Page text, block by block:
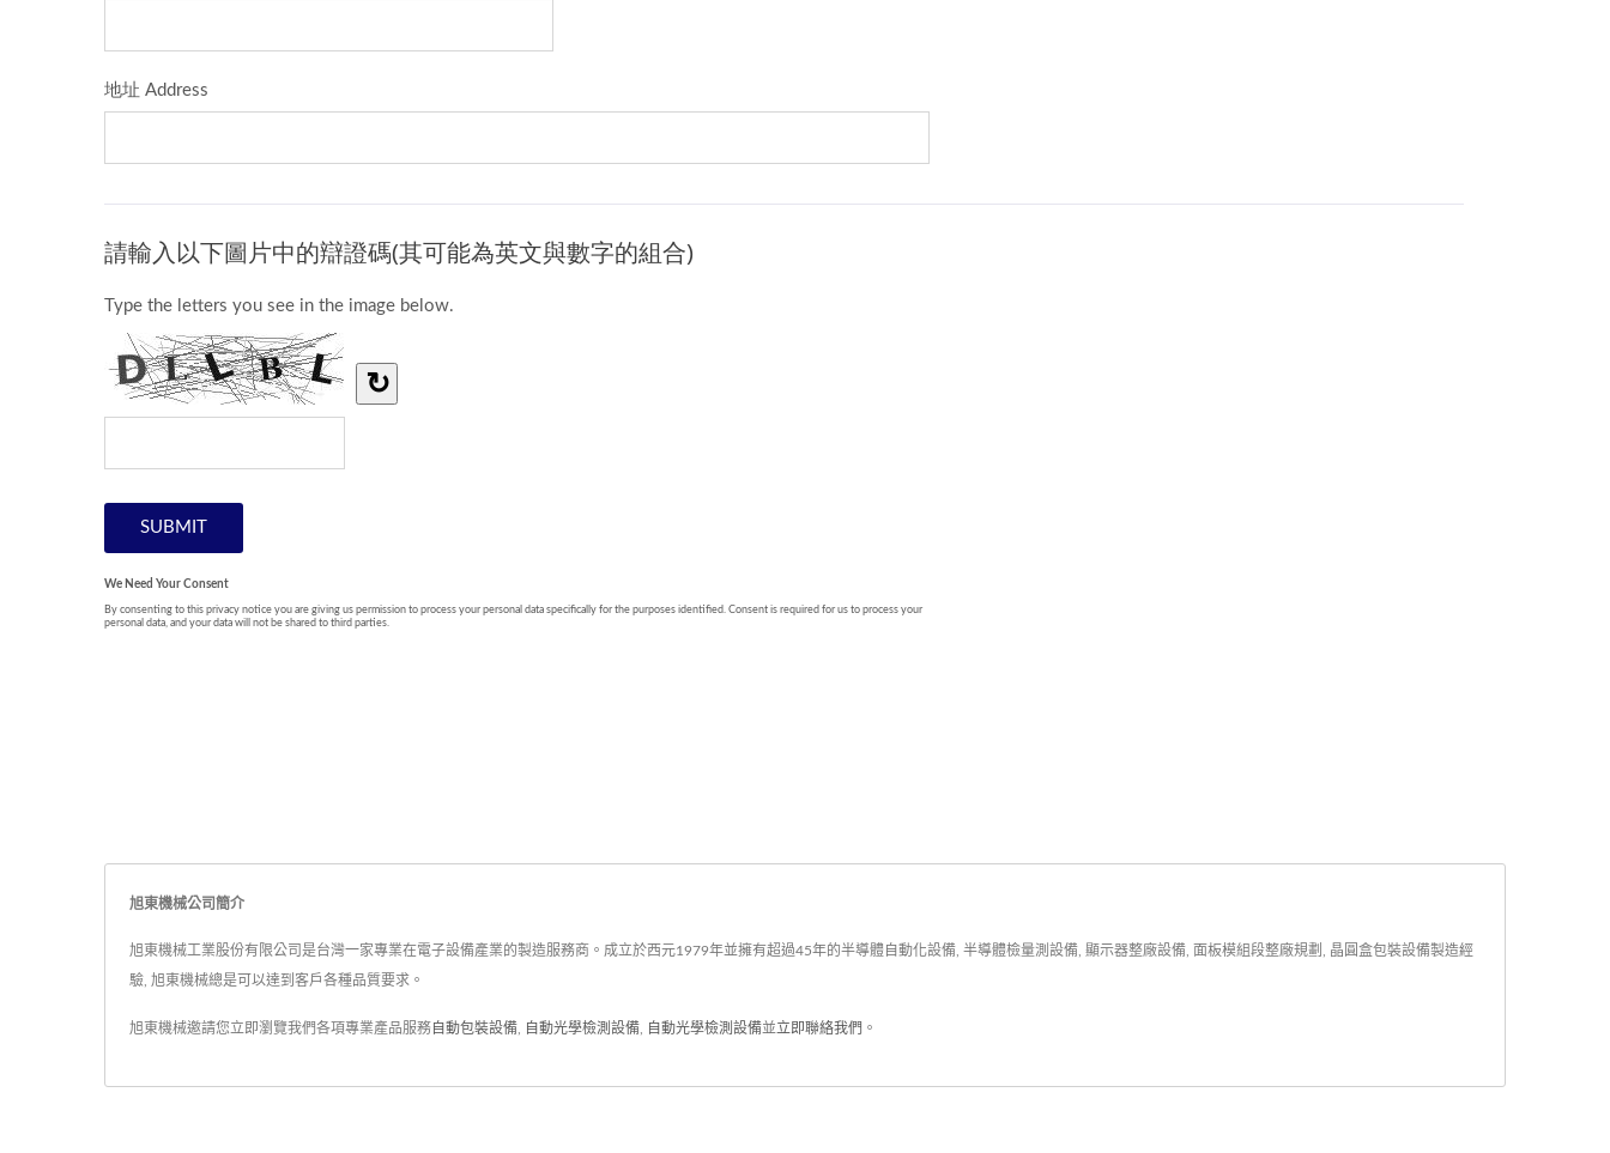
旭東機械公司簡介
旭東機械工業股份有限公司是台灣一家專業在電子設備產業的製造服務商。成立於西元1979年並擁有超過45年的半導體自動化設備, 半導體檢量測設備, 顯示器整廠設備, 面板模組段整廠規劃, 晶圓盒包裝設備製造經
驗, 旭東機械總是可以達到客戶各種品質要求。
旭東機械邀請您立即瀏覽我們各項專業產品服務 自動包裝設備, 自動光學檢測設備, 自動光學檢測設備並立即聯絡我們 。